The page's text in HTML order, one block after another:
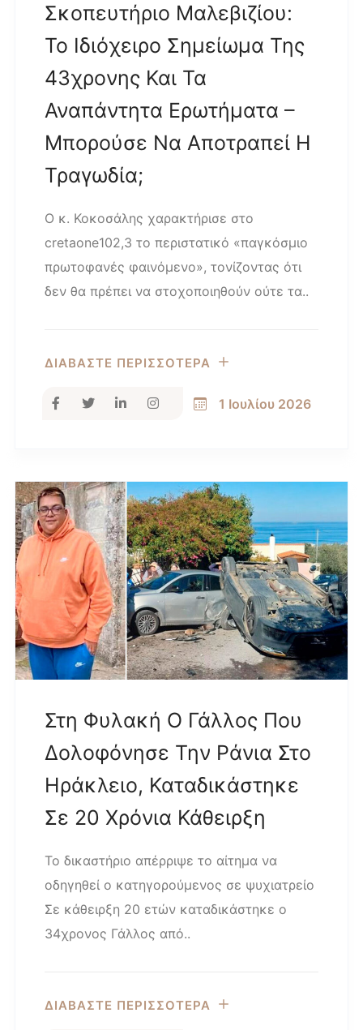
Σκοπευτήριο Μαλεβιζίου:
Το Ιδιόχειρο Σημείωμα Της
43χρονης Και Τα
Αναπάντητα Ερωτήματα –
Μπορούσε Να Αποτραπεί Η
Τραγωδία;
Ο κ. Κοκοσάλης χαρακτήρισε στο
cretaone102,3 το περιστατικό «παγκόσμιο
πρωτοφανές φαινόμενο», τονίζοντας ότι
δεν θα πρέπει να στοχοποιηθούν ούτε τα..
ΔΙΑΒΑΣΤΕ ΠΕΡΙΣΣΟΤΕΡΑ
1 Ιουλίου 2026
Στη Φυλακή Ο Γάλλος Που
Δολοφόνησε Την Ράνια Στο
Ηράκλειο, Καταδικάστηκε
Σε 20 Χρόνια Κάθειρξη
Το δικαστήριο απέρριψε το αίτημα να
οδηγηθεί ο κατηγορούμενος σε ψυχιατρείο
Σε κάθειρξη 20 ετών καταδικάστηκε ο
34χρονος Γάλλος από..
ΔΙΑΒΑΣΤΕ ΠΕΡΙΣΣΟΤΕΡΑ